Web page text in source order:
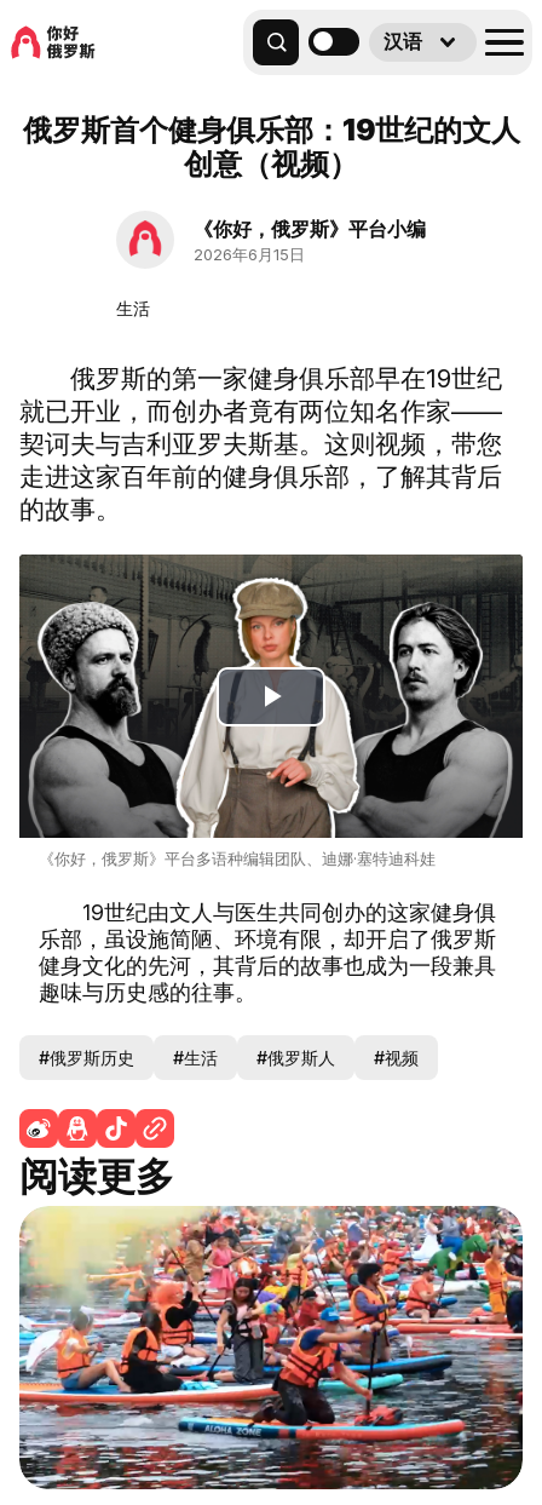
汉语
俄罗斯首个健身俱乐部：19世纪的文人
创意（视频）
《你好，俄罗斯》平台小编
2026年6月15日
生活
俄罗斯的第一家健身俱乐部早在19世纪
就已开业，而创办者竟有两位知名作家——
契诃夫与吉利亚罗夫斯基。这则视频，带您
走进这家百年前的健身俱乐部，了解其背后
的故事。
Play
Video
《你好，俄罗斯》平台多语种编辑团队、迪娜·塞特迪科娃
19世纪由文人与医生共同创办的这家健身俱
乐部，虽设施简陋、环境有限，却开启了俄罗斯
健身文化的先河，其背后的故事也成为一段兼具
趣味与历史感的往事。
#俄罗斯历史 #生活 #俄罗斯人 #视频
阅读更多